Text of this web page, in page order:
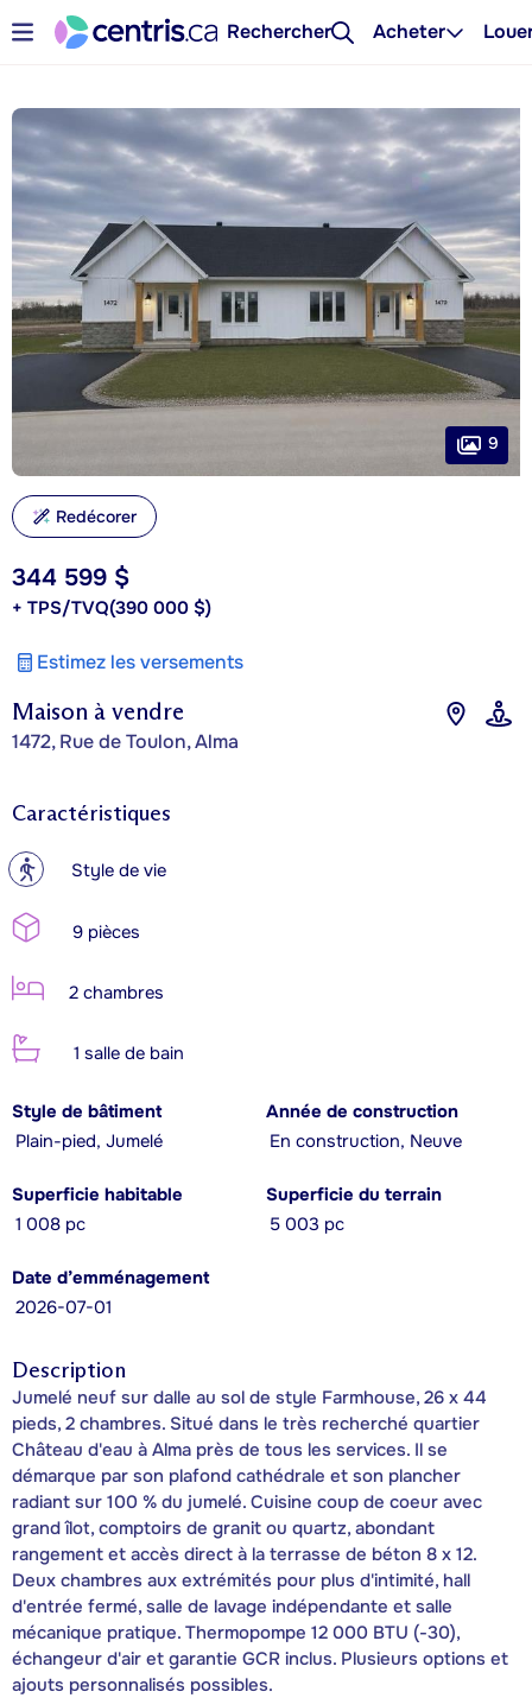
Rechercher Acheter
Maison à vendre
1472, Rue de Toulon, Alma
344 599 $
+ TPS/TVQ(390 000 $)
Estimez les versements
9
Redécorer
Caractéristiques
? Style de vie
9 pièces
2 chambres
1 salle de bain
Style de bâtiment
Plain-pied, Jumelé
Année de construction
En construction, Neuve
Superficie habitable
1 008 pc
Superficie du terrain
5 003 pc
Date d’emménagement
2026-07-01
Description
Jumelé neuf sur dalle au sol de style Farmhouse, 26 x 44
pieds, 2 chambres. Situé dans le très recherché quartier
Château d'eau à Alma près de tous les services. Il se
démarque par son plafond cathédrale et son plancher
radiant sur 100 % du jumelé. Cuisine coup de coeur avec
grand îlot, comptoirs de granit ou quartz, abondant
rangement et accès direct à la terrasse de béton 8 x 12.
Deux chambres aux extrémités pour plus d'intimité, hall
d'entrée fermé, salle de lavage indépendante et salle
mécanique pratique. Thermopompe 12 000 BTU (-30),
échangeur d'air et garantie GCR inclus. Plusieurs options et
ajouts personnalisés possibles.